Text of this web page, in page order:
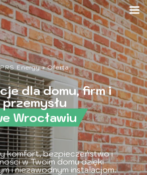
PRS Energy»Oferta
dla domu, firm i
przemysłu
Wrocławiu
komfort, bezpieczeństwo i
w Twoim domu dzięki
i niezawodnym instalacjom.